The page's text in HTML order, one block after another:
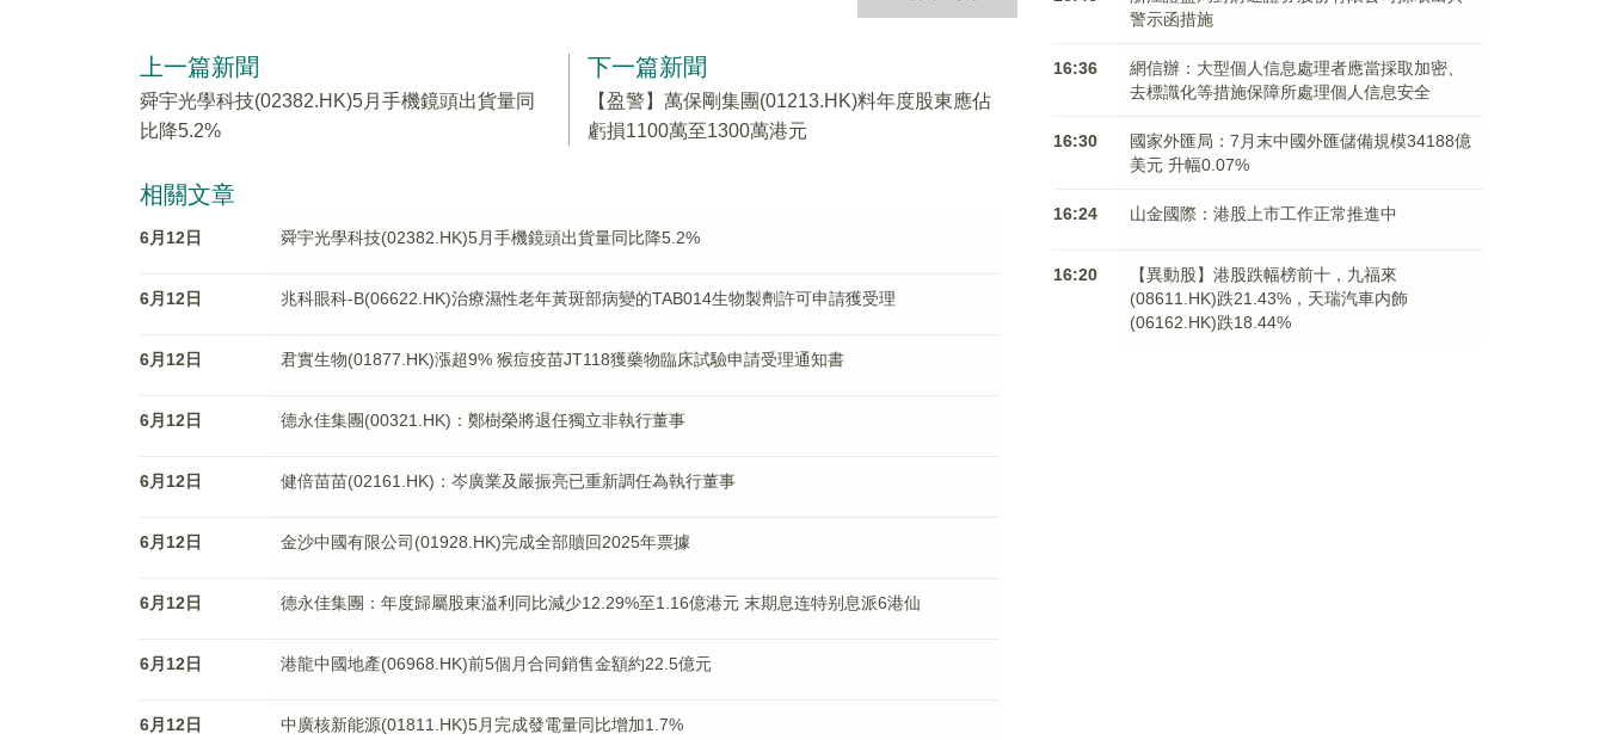
上一篇新聞
舜宇光學科技(02382.HK)5月手機鏡頭出貨量同
比降5.2%
下一篇新聞
【盈警】萬保剛集團(01213.HK)料年度股東應佔
虧損1100萬至1300萬港元
相關文章
6月12日 舜宇光學科技(02382.HK)5月手機鏡頭出貨量同比降5.2%
6月12日 兆科眼科-B(06622.HK)治療濕性老年黃斑部病變的TAB014生物製劑許可申請獲受理
6月12日 君實生物(01877.HK)漲超9% 猴痘疫苗JT118獲藥物臨床試驗申請受理通知書
6月12日 德永佳集團(00321.HK)：鄭樹榮將退任獨立非執行董事
6月12日 健倍苗苗(02161.HK)：岑廣業及嚴振亮已重新調任為執行董事
6月12日 金沙中國有限公司(01928.HK)完成全部贖回2025年票據
6月12日 德永佳集團：年度歸屬股東溢利同比減少12.29%至1.16億港元 末期息连特别息派6港仙
6月12日 港龍中國地產(06968.HK)前5個月合同銷售金額約22.5億元
6月12日 中廣核新能源(01811.HK)5月完成發電量同比增加1.7%
警示函措施
16:36
網信辦：大型個人信息處理者應當採取加密、
去標識化等措施保障所處理個人信息安全
16:30
國家外匯局：7月末中國外匯儲備規模34188億
美元 升幅0.07%
16:24 山金國際：港股上市工作正常推進中
16:20
【異動股】港股跌幅榜前十，九福來
(08611.HK)跌21.43%，天瑞汽車内飾
(06162.HK)跌18.44%